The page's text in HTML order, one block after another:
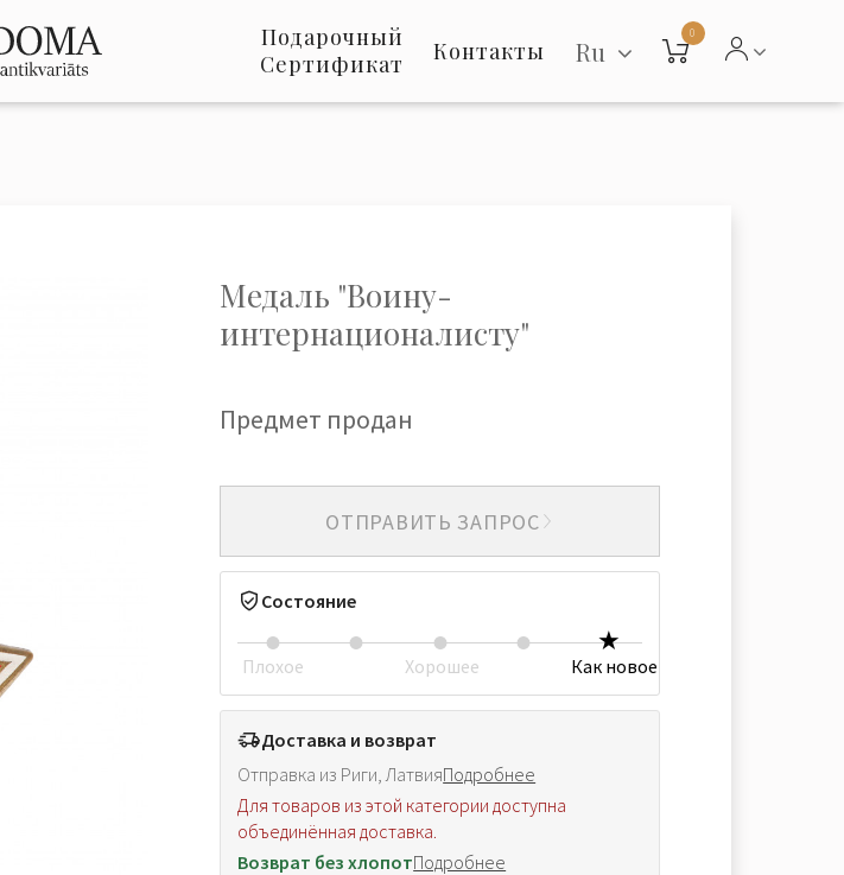
Подарочный
Сертификат
Контакты Ru
0
Медаль "Воину-
интернационалисту"
Предмет продан
ОТПРАВИТЬ ЗАПРОС
Состояние
Плохое Хорошее Как новое
Доставка и возврат
Отправка из Риги, ЛатвияПодробнее
Для товаров из этой категории доступна
объединённая доставка.
Возврат без хлопотПодробнее